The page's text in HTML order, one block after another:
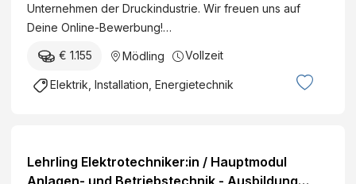
Unternehmen der Druckindustrie. Wir freuen uns auf
Deine Online-Bewerbung!…
€ 1.155 Mödling Vollzeit
Elektrik, Installation, Energietechnik
Lehrling Elektrotechniker:in / Hauptmodul